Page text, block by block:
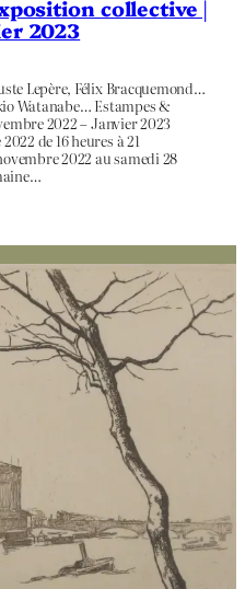
collective |
2023
Lepère, Félix Bracquemond…
Watanabe… Estampes &
2022 – Janvier 2023
de 16 heures à 21
2022 au samedi 28